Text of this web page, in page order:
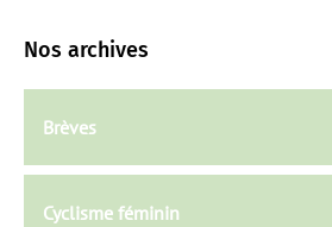
Nos archives
Brèves
Cyclisme féminin